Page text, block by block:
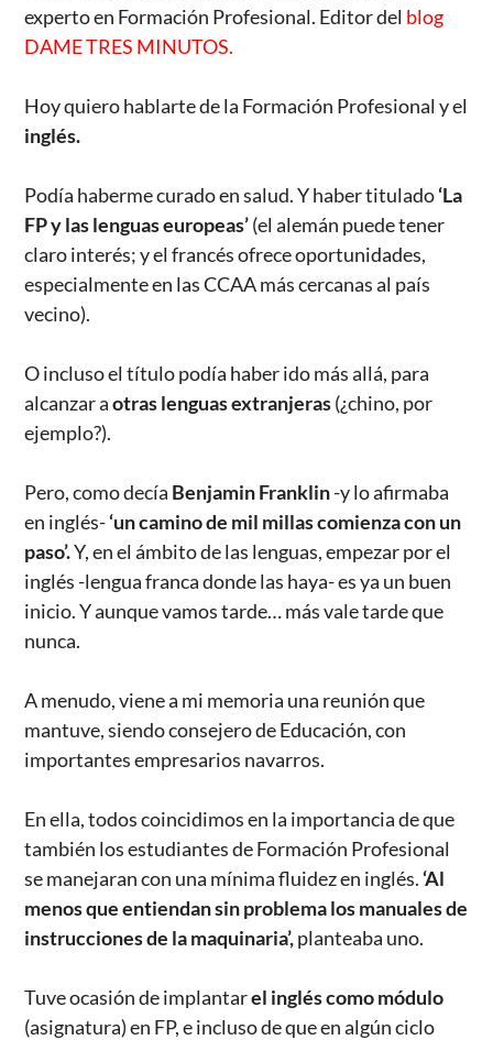
experto en Formación Profesional. Editor del blog
DAME TRES MINUTOS.
Hoy quiero hablarte de la Formación Profesional y el
inglés.
Podía haberme curado en salud. Y haber titulado‘La
FP y las lenguas europeas’(el alemán puede tener
claro interés; y el francés ofrece oportunidades,
especialmente en las CCAA más cercanas al país
vecino).
O incluso el título podía haber ido más allá, para
alcanzar aotras lenguas extranjeras(¿chino, por
ejemplo?).
Pero, como decía Benjamin Franklin-y lo afirmaba
en inglés-‘un camino de mil millas comienza con un
paso’.Y, en el ámbito de las lenguas, empezar por el
inglés -lengua franca donde las haya- es ya un buen
inicio. Y aunque vamos tarde… más vale tarde que
nunca.
A menudo, viene a mi memoria una reunión que
mantuve, siendo consejero de Educación, con
importantes empresarios navarros.
En ella, todos coincidimos en la importancia de que
también los estudiantes de Formación Profesional
se manejaran con una mínima fluidez en inglés. ‘Al
menos que entiendan sin problema los manuales de
instrucciones de la maquinaria’,planteaba uno.
Tuve ocasión de implantarel inglés como módulo
(asignatura) en FP, e incluso de que en algún ciclo